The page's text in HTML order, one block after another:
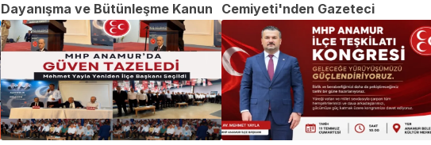
Dayanışma ve Bütünleşme Kanun
Teklifi TBMM'de
Cemiyeti'nden Gazeteci
Abdülvahap Şehitoğlu'na Yapılan
Saldırıya Kınama